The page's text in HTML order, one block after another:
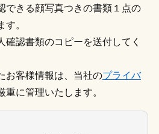
できる顔写真つきの書類１点の
。
確認書類のコピーを送付してく
お客様情報は、当社のプライバ
重に管理いたします。